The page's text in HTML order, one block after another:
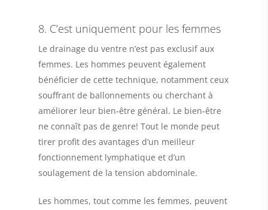
8. C’est uniquement pour les femmes
Le drainage du ventre n’est pas exclusif aux
femmes. Les hommes peuvent également
bénéficier de cette technique, notamment ceux
souffrant de ballonnements ou cherchant à
améliorer leur bien-être général. Le bien-être
ne connaît pas de genre! Tout le monde peut
tirer profit des avantages d’un meilleur
fonctionnement lymphatique et d’un
soulagement de la tension abdominale.
Les hommes, tout comme les femmes, peuvent